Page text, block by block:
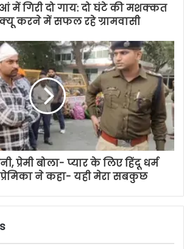
में गिरी दो गाय: दो घंटे की मशक्कत
करने में सफल रहे ग्रामवासी
प्रेमी बोला- प्यार के लिए हिंदू धर्म
ने कहा- यही मेरा सबकुछ